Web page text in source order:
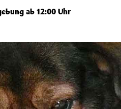
ab 12:00 Uhr